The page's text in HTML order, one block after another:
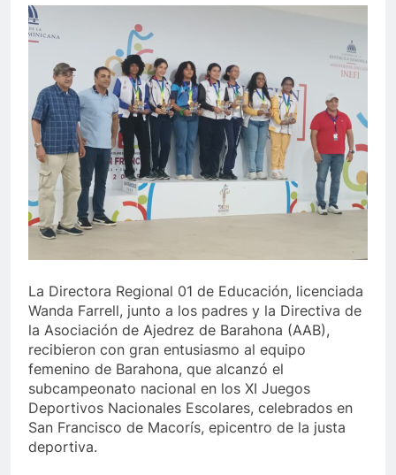
La Directora Regional 01 de Educación, licenciada
Wanda Farrell, junto a los padres y la Directiva de
la Asociación de Ajedrez de Barahona (AAB),
recibieron con gran entusiasmo al equipo
femenino de Barahona, que alcanzó el
subcampeonato nacional en los XI Juegos
Deportivos Nacionales Escolares, celebrados en
San Francisco de Macorís, epicentro de la justa
deportiva.